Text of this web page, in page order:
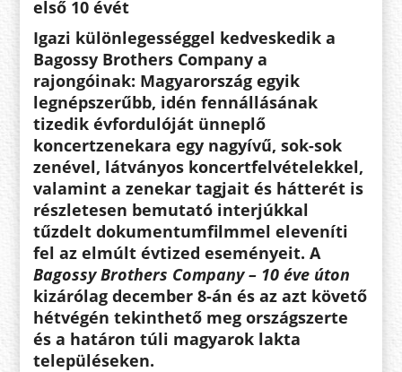
első 10 évét
Igazi különlegességgel kedveskedik a
Bagossy Brothers Company a
rajongóinak: Magyarország egyik
legnépszerűbb, idén fennállásának
tizedik évfordulóját ünneplő
koncertzenekara egy nagyívű, sok-sok
zenével, látványos koncertfelvételekkel,
valamint a zenekar tagjait és hátterét is
részletesen bemutató interjúkkal
tűzdelt dokumentumfilmmel eleveníti
fel az elmúlt évtized eseményeit. A
Bagossy Brothers Company – 10 éve úton
kizárólag december 8-án és az azt követő
hétvégén tekinthető meg országszerte
és a határon túli magyarok lakta
településeken.